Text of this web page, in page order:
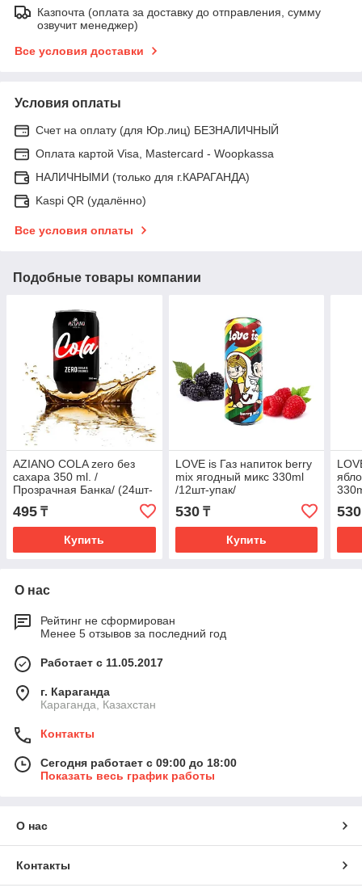
Казпочта (оплата за доставку до отправления, сумму
озвучит менеджер)
Все условия доставки
Условия оплаты
Счет на оплату (для Юр.лиц) БЕЗНАЛИЧНЫЙ
Оплата картой Visa, Mastercard - Woopkassa
НАЛИЧНЫМИ (только для г.КАРАГАНДА)
Kaspi QR (удалённо)
Все условия оплаты
Подобные товары компании
AZIANO COLA zero без
сахара 350 ml. /
Прозрачная Банка/ (24шт-
495 ₸
Купить
LOVE is Газ напиток berry
mix ягодный микс 330ml
/12шт-упак/
530₸
Купить
530
О нас
Рейтинг не сформирован
Менее 5 отзывов за последний год
Работает с 11.05.2017
г. Караганда
Караганда, Казахстан
Контакты
Сегодня работает с 09:00 до 18:00
Показать весь график работы
О нас
Контакты